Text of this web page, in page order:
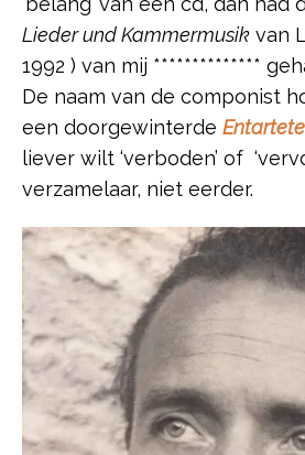
Lieder und Kammermusik van
1992 ) van mij **************
De naam van de componist
een doorgewinterde
liever wilt ‘verboden’ of
verzamelaar, niet eerder.